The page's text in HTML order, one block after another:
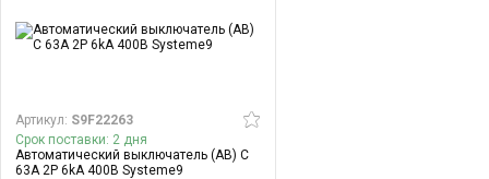
Артикул: S9F22263
Срок поставки: 2 дня
Автоматический выключатель (АВ) C
63A 2P 6kA 400В Systeme9